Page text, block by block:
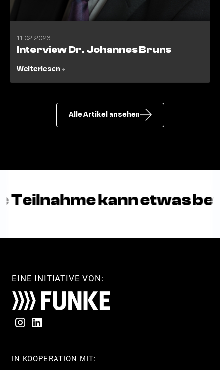
11.02.2026
Interview Dr. Johannes Bruns
Weiterlesen
Alle Artikel ansehen
Teilnahme kann etwas
EINE INITIATIVE VON:
IN KOOPERATION MIT: